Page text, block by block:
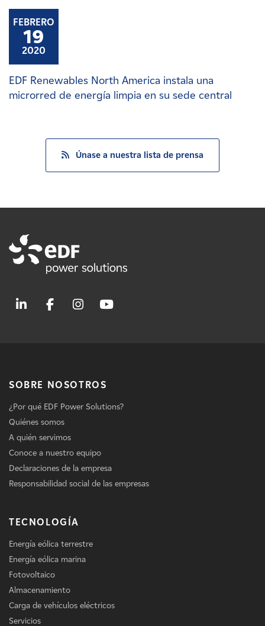
FEBRERO
19
2020
EDF Renewables North America instala una
microrred de energía limpia en su sede central
Únase a nuestra lista de prensa
SOBRE NOSOTROS
¿Por qué EDF Power Solutions?
Quiénes somos
A quién servimos
Conoce a nuestro equipo
Declaraciones de la empresa
Responsabilidad social de las empresas
TECNOLOGÍA
Energía eólica terrestre
Energía eólica marina
Fotovoltaico
Almacenamiento
Carga de vehículos eléctricos
Servicios